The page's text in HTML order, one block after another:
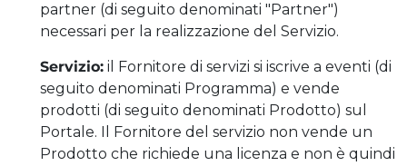
partner (di seguito denominati "Partner")
necessari per la realizzazione del Servizio.
Servizio: il Fornitore di servizi si iscrive a eventi (di
seguito denominati Programma) e vende
prodotti (di seguito denominati Prodotto) sul
Portale. Il Fornitore del servizio non vende un
Prodotto che richiede una licenza e non è quindi